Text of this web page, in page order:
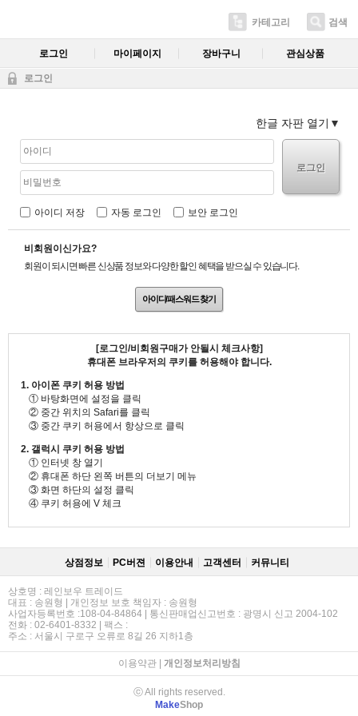
카테고리 검색
로그인 마이페이지 장바구니 관심상품
로그인
한글 자판 열기
로그인
아이디 저장 자동 로그인 보안 로그인
비회원이신가요?
회원이 되시면 빠른 신상품 정보와 다양한 할인 혜택을 받으실 수 있습니다.
아이디/패스워드 찾기
[로그인/비회원구매가 안될시 체크사항]
휴대폰 브라우저의 쿠키를 허용해야 합니다.
1. 아이폰 쿠키 허용 방법
① 바탕화면에 설정을 클릭
② 중간 위치의 Safari를 클릭
③ 중간 쿠키 허용에서 항상으로 클릭
2. 갤럭시 쿠키 허용 방법
① 인터넷 창 열기
② 휴대폰 하단 왼쪽 버튼의 더보기 메뉴
③ 화면 하단의 설정 클릭
④ 쿠키 허용에 V 체크
상점정보 PC버젼 이용안내 고객센터 커뮤니티
상호명 : 레인보우 트레이드
대표 : 송원형 | 개인정보 보호 책임자 : 송원형
사업자등록번호 :108-04-84864 | 통신판매업신고번호 : 광명시 신고 2004-102
전화 : 02-6401-8332 | 팩스 :
주소 : 서울시 구로구 오류로 8길 26 지하1층
이용약관| 개인정보처리방침
ⓒ All rights reserved.
MakeShop